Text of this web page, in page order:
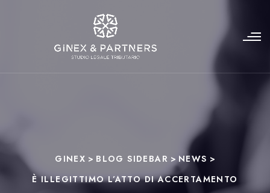
GINEX > BLOG SIDEBAR >NEWS >
È ILLEGITTIMO L’ATTO DI ACCERTAMENTO